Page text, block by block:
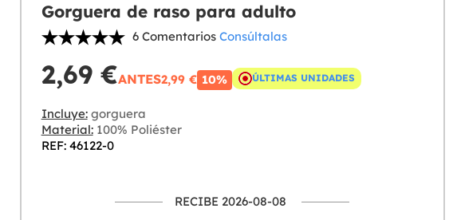
Gorguera de raso para adulto
6 Comentarios Consúltalas
2,69 €ANTES2,99 € 10% ÚLTIMAS UNIDADES
Incluye:gorguera
Material:100% Poliéster
REF: 46122-0
RECIBE 2026-08-08